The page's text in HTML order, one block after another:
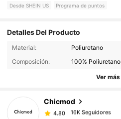
Desde SHEIN US Programa de puntos
Detalles Del Producto
Material:
Poliuretano
Composición:
100% Poliuretano
Ver más
Chicmod
16K Seguidores
16K Seguidores
4.80 16K Seguidores